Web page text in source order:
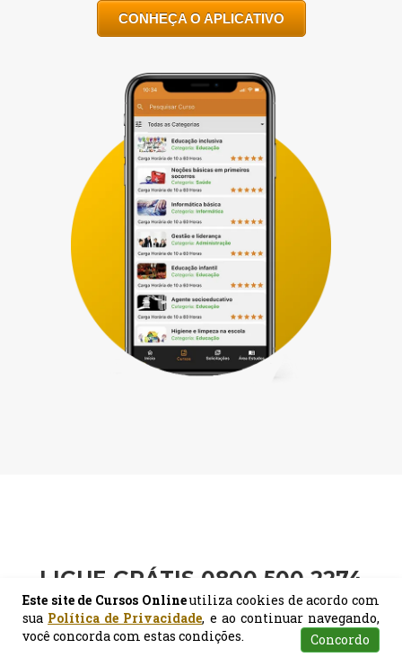
CONHEÇA O APLICATIVO
LIGUE GRÁTIS 0800 500 2274
Tem alguma dúvida? Entre em
contato conosco!
Este site de Cursos Onlineutiliza cookies de acordo com
sua Política de Privacidade, e ao continuar navegando,
você concorda com estas condições.
Concordo
Matrículas